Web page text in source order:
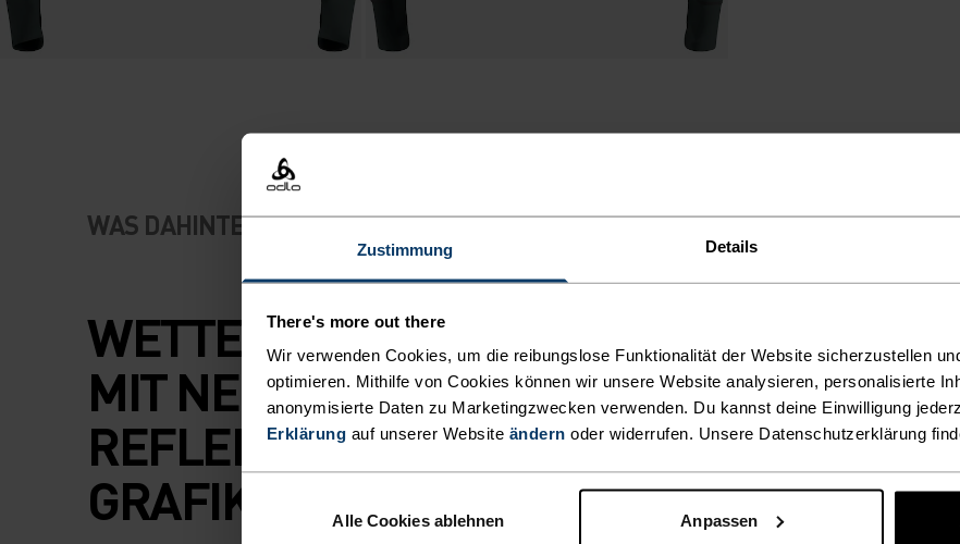
Zustimmung Details
There's more out there
Wir verwenden Cookies, um die reibungslose Funktionalität der Website sicherzustellen
optimieren. Mithilfe von Cookies können wir unsere Website analysieren, personalisierte
anonymisierte Daten zu Marketingzwecken verwenden. Du kannst deine Einwilligung
Erklärung auf unserer Website ändern oder widerrufen. Unsere Datenschutzerklärung
Alle Cookies ablehnen Anpassen
WAS DAHINTERSTECKT
WETTERFESTE JACKE
MIT NEUEN
REFLEKTIERENDEN
GRAFIKELEMENTEN.